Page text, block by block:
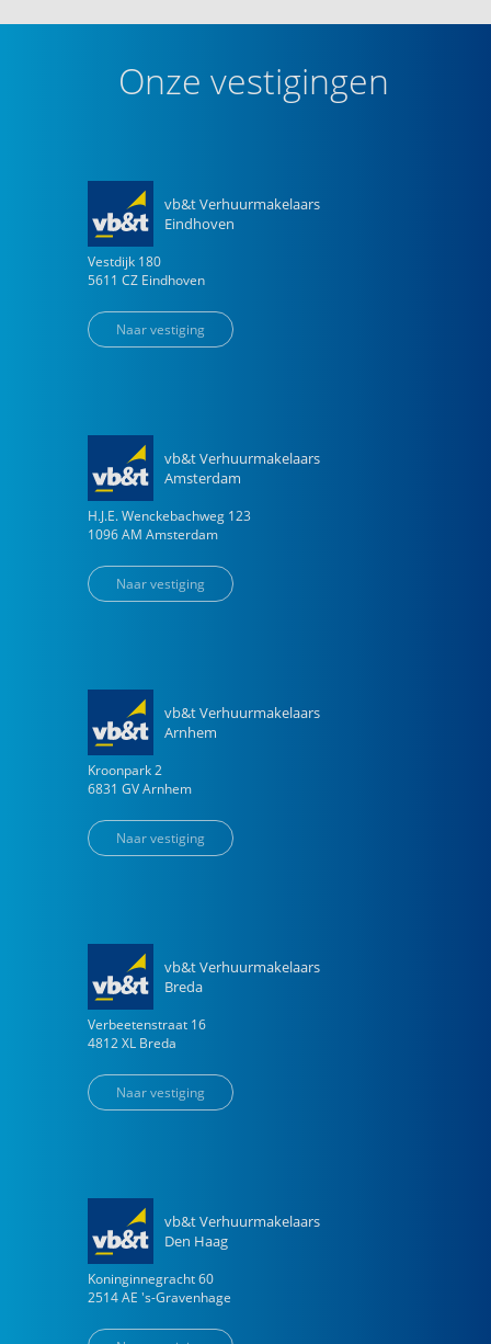
Onze vestigingen
vb&t Verhuurmakelaars
Eindhoven
Vestdijk 180
5611 CZ Eindhoven
Naar vestiging
vb&t Verhuurmakelaars
Amsterdam
H.J.E. Wenckebachweg 123
1096 AM Amsterdam
Naar vestiging
vb&t Verhuurmakelaars
Arnhem
Kroonpark 2
6831 GV Arnhem
Naar vestiging
vb&t Verhuurmakelaars
Breda
Verbeetenstraat 16
4812 XL Breda
Naar vestiging
vb&t Verhuurmakelaars
Den Haag
Koninginnegracht 60
2514 AE 's-Gravenhage